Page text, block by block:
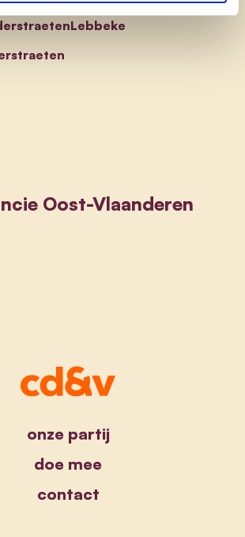
Oost-Vlaanderen
onze partij
doe mee
contact